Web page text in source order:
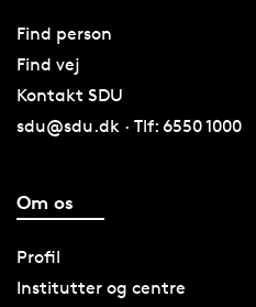
Find person
Find vej
Kontakt SDU
sdu@sdu.dk · Tlf: 6550 1000
Om os
Profil
Institutter og centre